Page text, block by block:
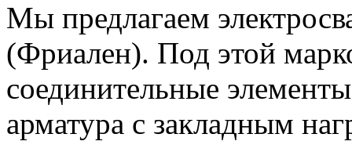
Мы предлагаем
(Фриален). Под этой
соединительные
арматура с закладным